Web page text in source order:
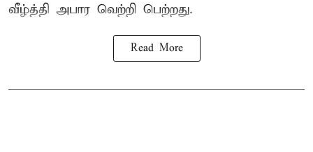
வீழ்த்தி அபார வெற்றி பெற்றது.
Read More